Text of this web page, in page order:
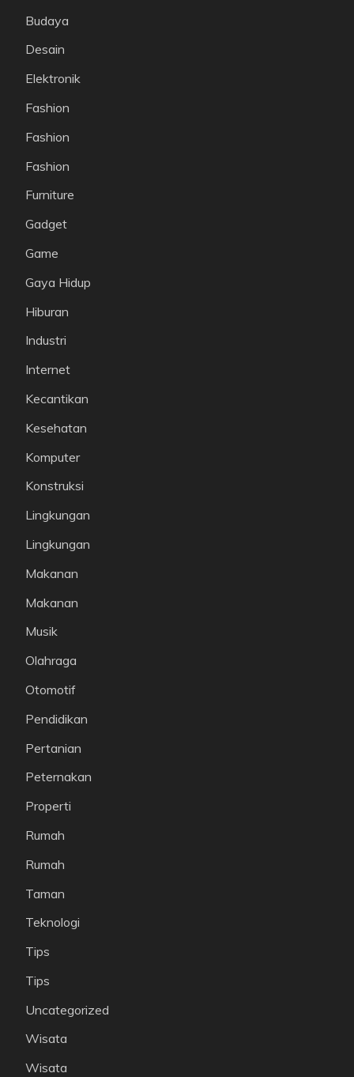
Budaya
Desain
Elektronik
Fashion
Fashion
Fashion
Furniture
Gadget
Game
Gaya Hidup
Hiburan
Industri
Internet
Kecantikan
Kesehatan
Komputer
Konstruksi
Lingkungan
Lingkungan
Makanan
Makanan
Musik
Olahraga
Otomotif
Pendidikan
Pertanian
Peternakan
Properti
Rumah
Rumah
Taman
Teknologi
Tips
Tips
Uncategorized
Wisata
Wisata